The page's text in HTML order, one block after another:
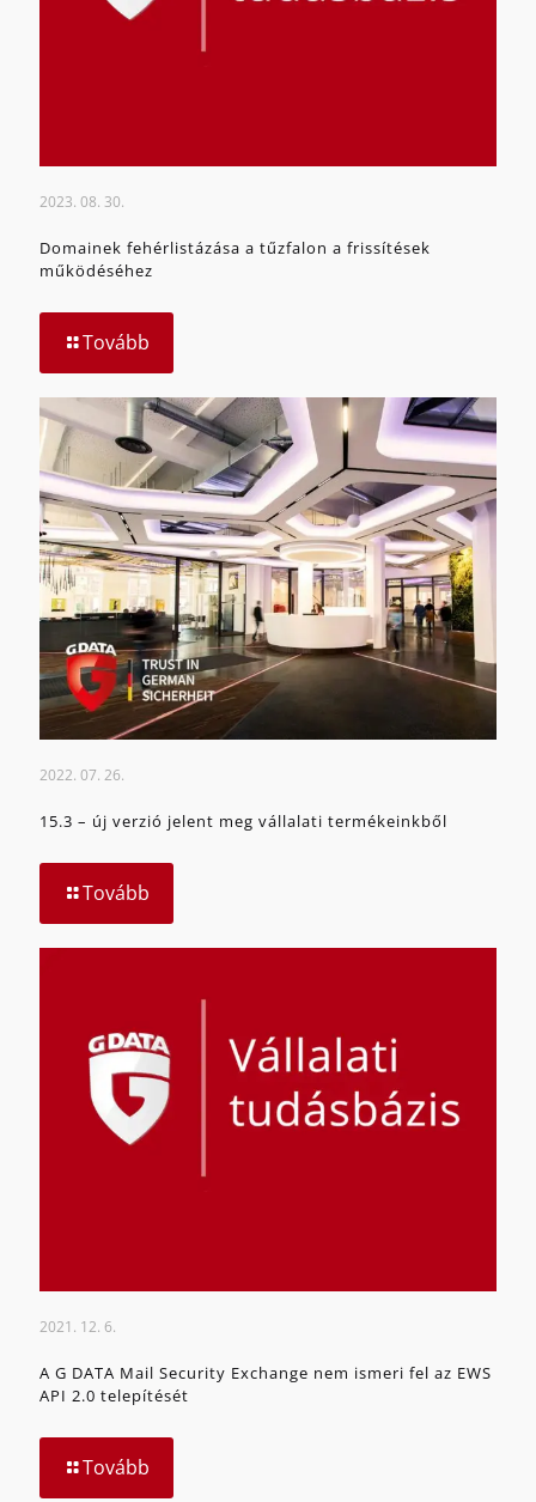
2023. 08. 30.
Domainek fehérlistázása a tűzfalon a frissítések
működéséhez
Tovább
2022. 07. 26.
15.3 – új verzió jelent meg vállalati termékeinkből
Tovább
2021. 12. 6.
A G DATA Mail Security Exchange nem ismeri fel az EWS
API 2.0 telepítését
Tovább